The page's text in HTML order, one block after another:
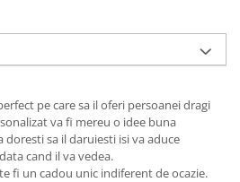
pe care sa il oferi persoanei dragi
va fi mereu o idee buna
doresti sa il daruiesti isi va aduce
cand il va vedea.
fi un cadou unic indiferent de ocazie.